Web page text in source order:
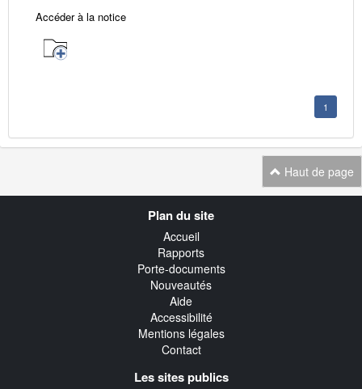
Accéder à la notice
1
Haut de page
Plan du site
Accueil
Rapports
Porte-documents
Nouveautés
Aide
Accessibilité
Mentions légales
Contact
Les sites publics